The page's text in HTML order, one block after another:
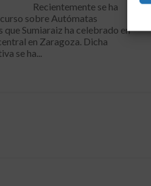
se ha
sobre Autómatas
que Sumiaraiz ha celebrado en
en Zaragoza. Dicha
se ha...